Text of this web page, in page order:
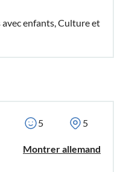
avec enfants, Culture et
5 5
Montrer allemand